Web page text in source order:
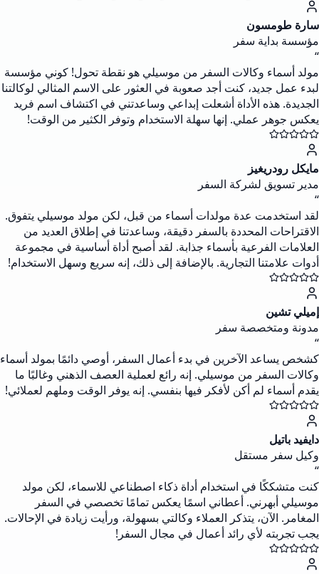
سارة طومسون
مؤسسة بداية سفر
“
مولد أسماء وكالات السفر من موسيلي هو نقطة تحول! كوني مؤسسة
لبدء عمل جديد، كنت أجد صعوبة في العثور على الاسم المثالي لوكالتنا
الجديدة. هذه الأداة أشعلت إبداعي وساعدتني في اكتشاف اسم فريد
يعكس جوهر عملي. إنها سهلة الاستخدام وتوفر الكثير من الوقت!
مايكل رودريغيز
مدير تسويق لشركة السفر
“
لقد استخدمت عدة مولدات أسماء من قبل، لكن مولد موسيلي يتفوق.
الاقتراحات المحددة بالسفر دقيقة، وساعدتنا في إطلاق العديد من
العلامات الفرعية بأسماء جذابة. لقد أصبح أداة أساسية في مجموعة
أدوات علامتنا التجارية. بالإضافة إلى ذلك، إنه سريع وسهل الاستخدام!
إميلي تشين
مدونة ومتخصصة سفر
“
كشخص يساعد الآخرين في بدء أعمال السفر، أوصي دائمًا بمولد أسماء
وكالات السفر من موسيلي. إنه رائع لعملية العصف الذهني وغالبًا ما
يقدم أسماء لم أكن لأفكر فيها بنفسي. إنه يوفر الوقت وملهم لعملائي!
دايفيد باتيل
وكيل سفر مستقل
“
كنت متشككًا في استخدام أداة ذكاء اصطناعي للاسماء، لكن مولد
موسيلي أبهرني. أعطاني اسمًا يعكس تمامًا تخصصي في السفر
المغامر. الآن، يتذكر العملاء وكالتي بسهولة، ورأيت زيادة في الإحالات.
يجب تجربته لأي رائد أعمال في مجال السفر!